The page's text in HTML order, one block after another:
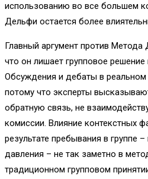
использованию во все большем
Дельфи остается более
Главный аргумент против
что он лишает групповое решение
Обсуждения и дебаты в реальном
потому что эксперты
обратную связь, не
комиссии. Влияние контекстных
результате пребывания в группе
давления – не так заметно в
традиционном групповом